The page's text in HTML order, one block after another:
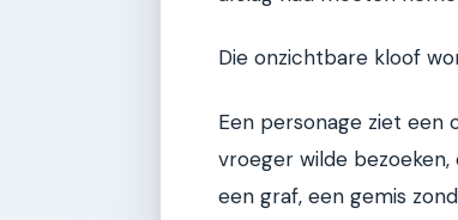
Die onzichtbare kloof
Een personage ziet een
vroeger wilde
een graf, een gemis